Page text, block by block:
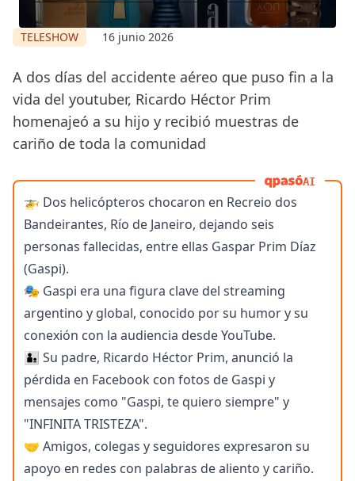
TELESHOW 16 junio 2026
A dos días del accidente aéreo que puso fin a la
vida del youtuber, Ricardo Héctor Prim
homenajeó a su hijo y recibió muestras de
cariño de toda la comunidad
AI
🚁 Dos helicópteros chocaron en Recreio dos
Bandeirantes, Río de Janeiro, dejando seis
personas fallecidas, entre ellas Gaspar Prim Díaz
(Gaspi).
🎭 Gaspi era una figura clave del streaming
argentino y global, conocido por su humor y su
conexión con la audiencia desde YouTube.
👨‍👦 Su padre, Ricardo Héctor Prim, anunció la
pérdida en Facebook con fotos de Gaspi y
mensajes como "Gaspi, te quiero siempre" y
"INFINITA TRISTEZA".
🤝 Amigos, colegas y seguidores expresaron su
apoyo en redes con palabras de aliento y cariño.